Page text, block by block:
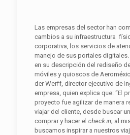
Las empresas del sector han
cambios a su infraestructura
corporativa, los servicios de
manejo de sus portales digitales.
en su descripción del rediseño
móviles y quioscos de
der Werff, director ejecutivo de
empresa, quien explica que: “El
proyecto fue agilizar de manera
viajar del cliente, desde buscar
comprar y hacer el check in; al
buscamos inspirar a nuestros